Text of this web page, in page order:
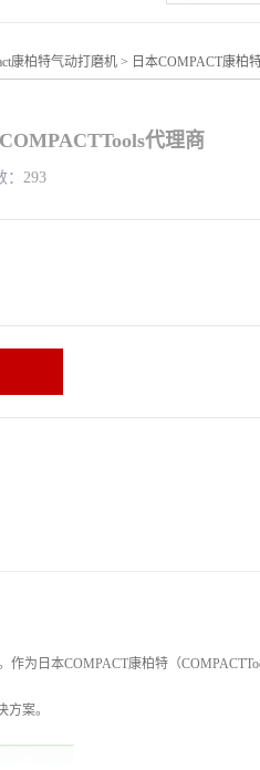
康柏特气动打磨机 > 日本COMPACT康柏
代理商
：293
为日本COMPACT康柏特（
案。